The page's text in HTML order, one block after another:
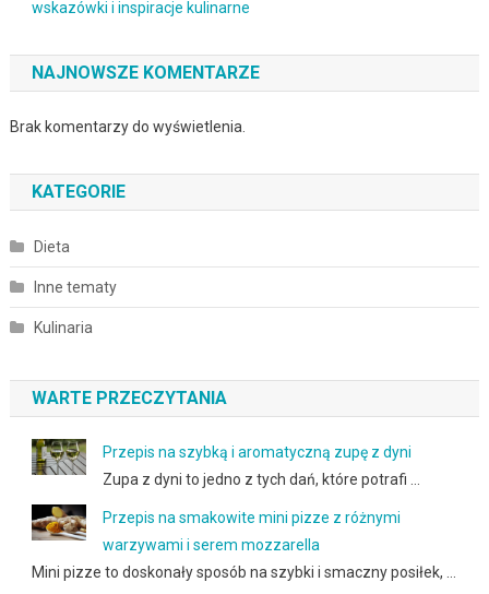
wskazówki i inspiracje kulinarne
NAJNOWSZE KOMENTARZE
Brak komentarzy do wyświetlenia.
KATEGORIE
Dieta
Inne tematy
Kulinaria
WARTE PRZECZYTANIA
Przepis na szybką i aromatyczną zupę z dyni
Zupa z dyni to jedno z tych dań, które potrafi …
Przepis na smakowite mini pizze z różnymi
warzywami i serem mozzarella
Mini pizze to doskonały sposób na szybki i smaczny posiłek, …